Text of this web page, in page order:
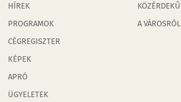
HÍREK
PROGRAMOK
CÉGREGISZTER
KÉPEK
APRÓ
ÜGYELETEK
KÖZÉRDEKŰ
A VÁROSRÓL